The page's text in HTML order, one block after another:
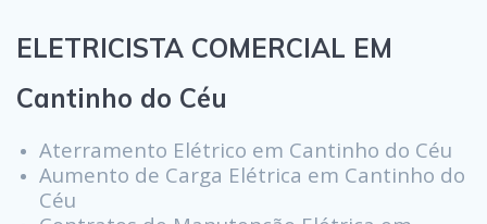
ELETRICISTA COMERCIAL EM
Cantinho do Céu
Aterramento Elétrico em Cantinho do Céu
Aumento de Carga Elétrica em Cantinho do
Céu